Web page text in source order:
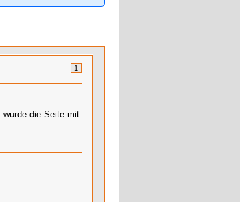
1
die Seite mit